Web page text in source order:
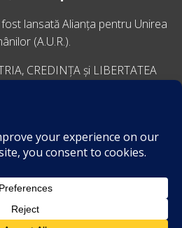
lansatăAlianța pentru Unirea
(A.U.R.).
CREDINȚA și LIBERTATEA
DE NOI
Platforma AUR
de confidențialitate
GDPR